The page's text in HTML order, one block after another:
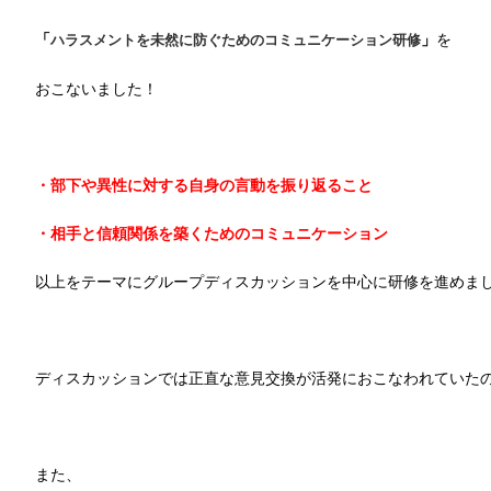
「ハラスメントを未然に防ぐためのコミュニケーション研修 」 を
おこないました！
・部下や異性に対する自身の言動を振り返ること
・相手と信頼関係を築くためのコミュニケーション
以上をテーマにグループディスカッションを中心に研修を進めまし
ディスカッションでは正直な意見交換が活発におこなわれていた
また、